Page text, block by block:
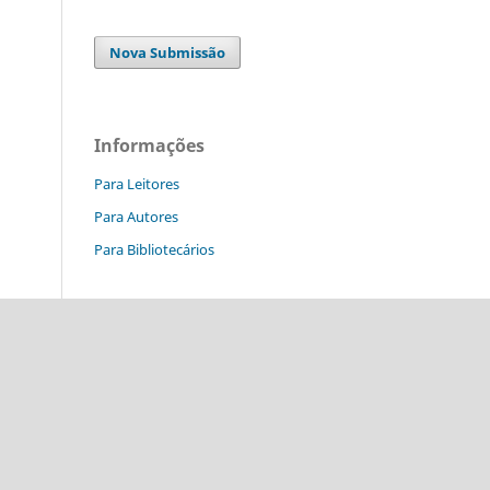
Nova Submissão
Informações
Para Leitores
Para Autores
Para Bibliotecários